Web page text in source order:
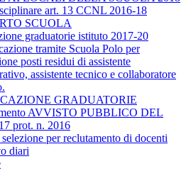
art. 13 CCNL 2016-18
SCUOLA
graduatorie istituto 2017-20
tramite Scuola Polo per
posti residui di assistente
assistente tecnico e collaboratore
GRADUATORIE
AVVISTO PUBBLICO DEL
prot. n. 2016
per reclutamento di docenti
diari